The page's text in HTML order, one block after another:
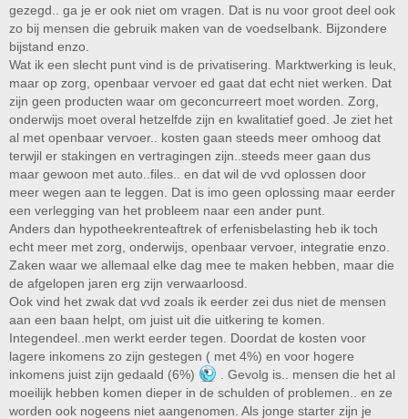
gezegd.. ga je er ook niet om vragen. Dat is nu voor groot deel ook
zo bij mensen die gebruik maken van de voedselbank. Bijzondere
bijstand enzo.
Wat ik een slecht punt vind is de privatisering. Marktwerking is leuk,
maar op zorg, openbaar vervoer ed gaat dat echt niet werken. Dat
zijn geen producten waar om geconcurreert moet worden. Zorg,
onderwijs moet overal hetzelfde zijn en kwalitatief goed. Je ziet het
al met openbaar vervoer.. kosten gaan steeds meer omhoog dat
terwjil er stakingen en vertragingen zijn..steeds meer gaan dus
maar gewoon met auto..files.. en dat wil de vvd oplossen door
meer wegen aan te leggen. Dat is imo geen oplossing maar eerder
een verlegging van het probleem naar een ander punt.
Anders dan hypotheekrenteaftrek of erfenisbelasting heb ik toch
echt meer met zorg, onderwijs, openbaar vervoer, integratie enzo.
Zaken waar we allemaal elke dag mee te maken hebben, maar die
de afgelopen jaren erg zijn verwaarloosd.
Ook vind het zwak dat vvd zoals ik eerder zei dus niet de mensen
aan een baan helpt, om juist uit die uitkering te komen.
Integendeel..men werkt eerder tegen. Doordat de kosten voor
lagere inkomens zo zijn gestegen ( met 4%) en voor hogere
inkomens juist zijn gedaald (6%)
. Gevolg is.. mensen die het al
moeilijk hebben komen dieper in de schulden of problemen.. en ze
worden ook nogeens niet aangenomen. Als jonge starter zijn je